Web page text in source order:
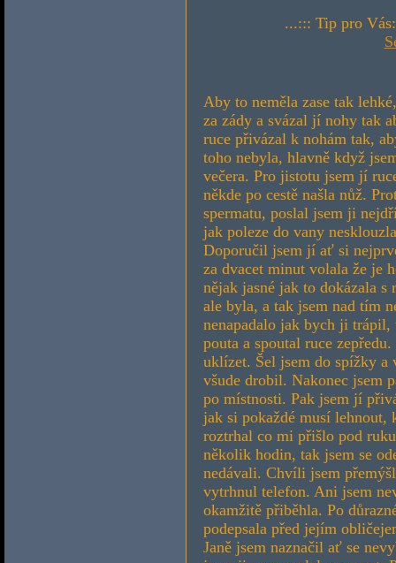
...::: Tip pro
Aby to neměla zase tak lehké, rozhod jsem se, že jí nechám ruce spoutané za zády a svázal jí nohy tak aby mohla dělat jen malé krůčky. Pak jsem jí ruce přivázal k nohám tak, aby chodila v jakémsi záklonu. Moc nadšená z toho nebyla, hlavně když jsem jí řekl že tak zůstane až do nedělního večera. Pro jistotu jsem jí ruce ještě zcvaknul pouty, kdyby snad náhodou někde po cestě našla nůž. Protože měla na sobě ještě zbytky mého spermatu, poslal jsem ji nejdřív do koupelny. Pak jsem dostal strach, aby jak poleze do vany nesklouzla a nespadla, tak jsem ji tam radši přenesl. Doporučil jsem jí ať si nejprve pustí studenou vodu a pak jsem odešel. Asi za dvacet minut volala že je hotová. Moc se mi to nezdálo, nebylo mi nějak jasné jak to dokázala s rukama spoutanýma za zády tak rychle. Čistá ale byla, a tak jsem nad tím nebádal. Vytáhl jsem ji ven. Momentálně mě nenapadalo jak bych ji trápil, tak jsem jí odvázal ruce od nohou, sundal pouta a spoutal ruce zepředu. Dostala ještě řetěz na nohu a poslal jsem ji uklízet. Šel jsem do spížky a vzal si oplatky. Schválně jsem chodil za ní a všude drobil. Nakonec jsem papírek roztrhal na malé kousky a rozházel je po místnosti. Pak jsem jí přivázal ruce ke krku. Bylo legrační ji pozorovat jak si pokaždé musí lehnout, když chce sebrat papírek. Když už jsem roztrhal co mi přišlo pod ruku, přestalo mě to bavit. Jana měla práci na několik hodin, tak jsem se odebral zase k televizi. V televizi zrovna nic nedávali. Chvíli jsem přemýšlel co zítra Jana bude dělat. Z myšlenek mě vytrhnul telefon. Ani jsem nevěděl že tu je. Zavolal jsem Janu, která okamžitě přiběhla. Po důrazném připomenutí a zamávání papírem který podepsala před jejím obličejem zvedla telefon. Volala jí nějaká kamarádka. Janě jsem naznačil ať se nevybavuje, že má práci. Rychle to ukončila. Poté jsem ji zase poslal pracovat. Pokračoval jsem v myšlenkách co jí zítra škaredého provedu. Náhle mě něco napadlo. Myšlenka se mi tak zalíbila, že jsem okamžitě vyrazil do nejbližší samoobsluhy. Při cestě jsem se modlil, aby měli chleba. Taky že měli, tak jsem si koupil deset bochníků. Při příchodu domů jsem sebral všechna pouta a klíčky. Přesvědčil jsem se, že jsou všechny stejné. Abych na to nezapoměl, napsal jsem si Janino telefonní číslo. Poté jsem do jednoho bochníku zastrčil klíček od pout a tenkou špejlí ho zastrčil doprostřed. Díru jsem důkladně zamaskoval, a když jsem pak chleba rozházel, nebyl jsem schopen najít už ten pravej. Poté jsem je všechny poklidil do skříně, aby Jana zatím nevěděla co ji čeká. Šel jsem se podívat co je s úklidem. Byla už skoro hotová. Papírky měla naskládané do koše. Potlačil jsem myšlenku je všechny znovu vysypat a řekl jsem jí, až skončí ať za mnou přijde. Za pár minut přišla. Vypadala docela vyčerpaně, tak jsem jí dovolil ať si ne chvíli sedne vedle mě na gauč. Ostýchavě si vedle mě sedla. Přitáhl jsem si ji k sobě a objal ji okolo pasu. Chtěl jsem ji políbit, ale měla stále ruce přivázané ke krku. Odvázal jsem je a sundal jí pouta. Pak jsem jí opět svázal ruce za zády. Zase punčochami, nechtěl jsem aby si ležela na poutech. Pak jsem ji položil